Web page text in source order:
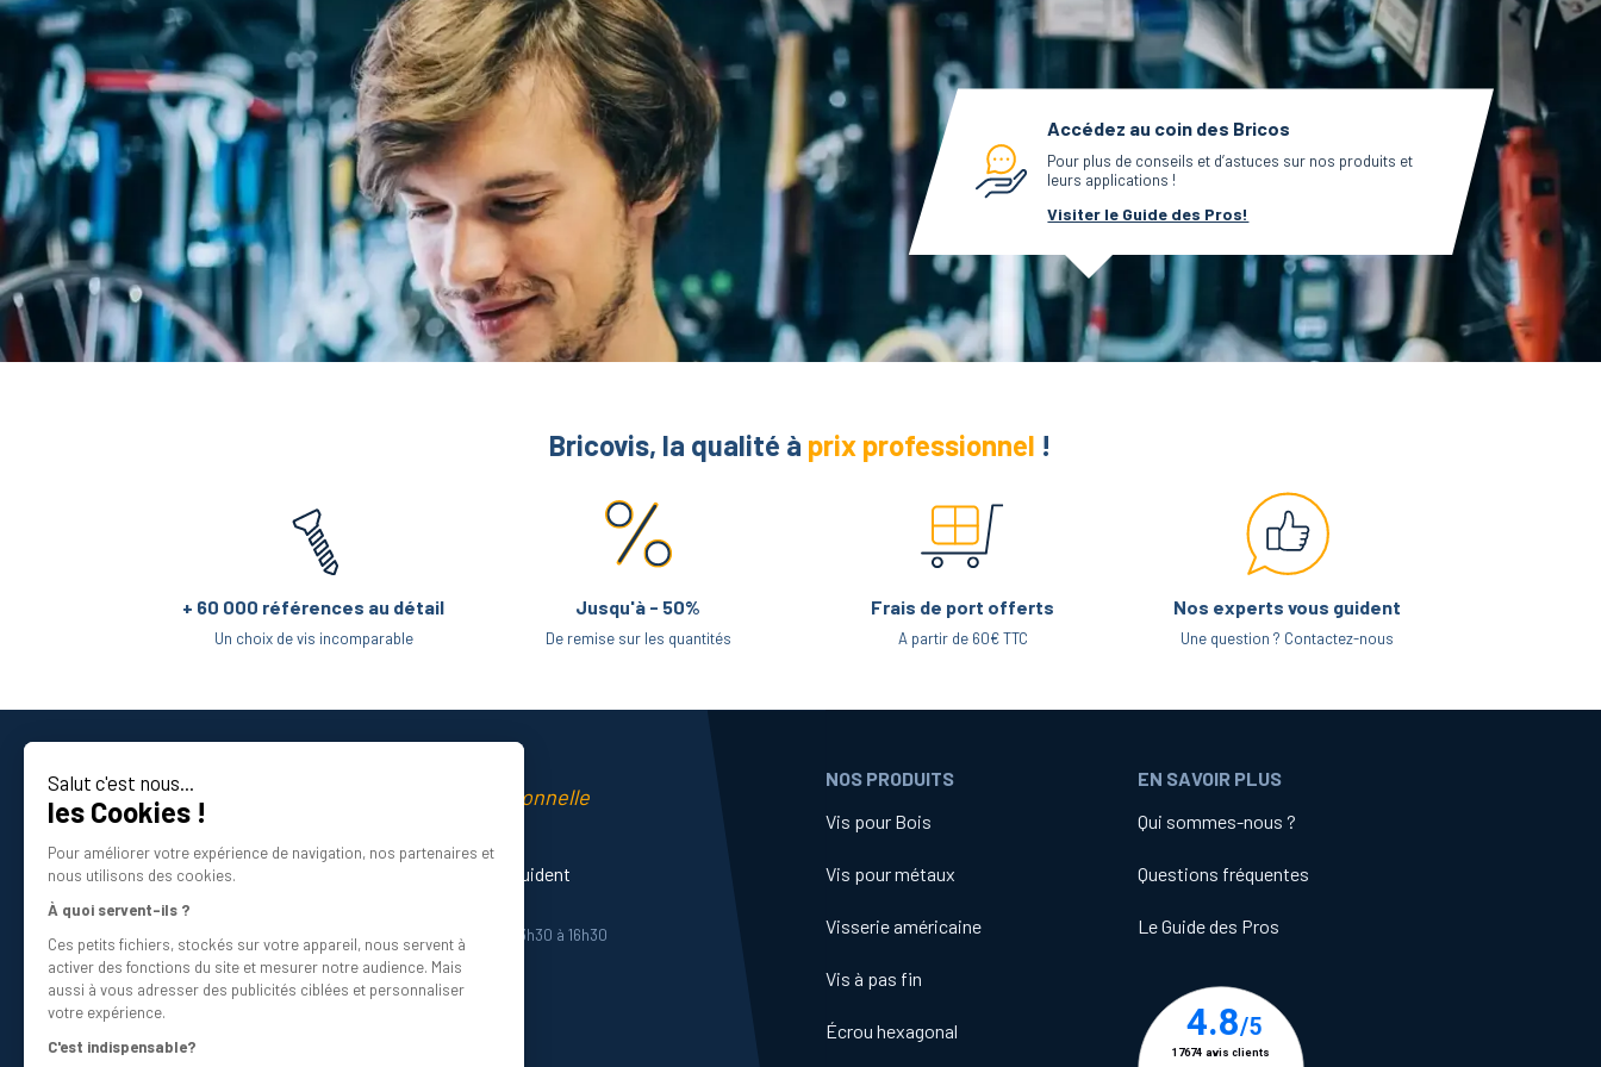
Salut c'est nous...
les Cookies !
Pour améliorer votre expérience de navigation, nos partenaires et
nous utilisons des cookies.
À quoi servent-ils ?
Ces petits fichiers, stockés sur votre appareil, nous servent à
activer des fonctions du site et mesurer notre audience. Mais
aussi à vous adresser des publicités ciblées et personnaliser
votre expérience.
C'est indispensable?
Accédez au coin des Bricos
Pour plus de conseils et d’astuces sur nos produits et
leurs applications !
Visiter le Guide des Pros!
Bricovis, la qualité à prix professionnel !
+ 60 000 références au détail
Un choix de vis incomparable
Jusqu'à - 50%
De remise sur les quantités
Frais de port offerts
A partir de 60€ TTC
Nos experts vous guident
Une question ? Contactez-nous
La qualité professionnelle
Besoin d’aide ? Nos experts vous guident
Du lundi au vendredi de 8h30 à 12h30 et 13h30 à 16h30
Écrivez-nous
info@bricovis.fr
NOS PRODUITS
Vis pour Bois
Vis pour métaux
Visserie américaine
Vis à pas fin
Écrou hexagonal
EN SAVOIR PLUS
Qui sommes-nous ?
Questions fréquentes
Le Guide des Pros